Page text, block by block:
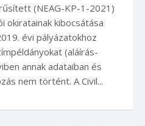
(NEAG-KP-1-2021)
okiratainak kibocsátása
évi pályázatokhoz
(aláírás-
annak adataiban és
nem történt. A Civil...